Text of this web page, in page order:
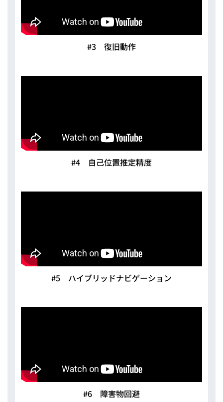
#3 復旧動作
#4 自己位置推定精度
#5 ハイブリッドナビゲーション
#6 障害物回避